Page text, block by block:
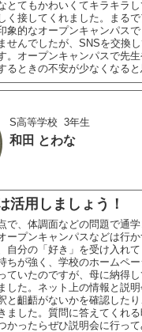
とてもかわいくてキラキラし
く接してくれました。まる
象的なオープンキャンパス
せんでしたが、SNSを交換
。オープンキャンパスで先
るときの不安が少なくなると
S高等学校 3年生
和田 とわな
活用しましょう！
で、体調面などの問題で通
ープンキャンパスなどは行
自分の「好き」を受け入れ
ちが強く、学校のホームペ
ていたのですが、母に納得
した。ネット上の情報と説
と齟齬がないかを確認した
ました。質問に答えてくれ
かったらぜひ説明会に行って